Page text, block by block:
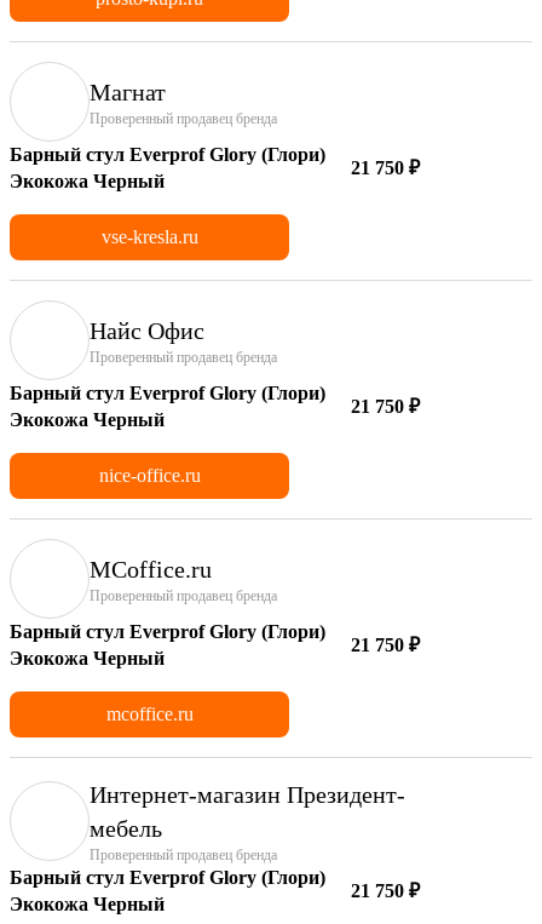
Магнат
Проверенный продавец бренда
Барный стул Everprof Glory (Глори)
Экокожа Черный
21 750 ₽
vse-kresla.ru
Найс Офис
Проверенный продавец бренда
Барный стул Everprof Glory (Глори)
Экокожа Черный
21 750 ₽
nice-office.ru
MCoffice.ru
Проверенный продавец бренда
Барный стул Everprof Glory (Глори)
Экокожа Черный
21 750 ₽
mcoffice.ru
Интернет-магазин Президент-
мебель
Проверенный продавец бренда
Барный стул Everprof Glory (Глори)
Экокожа Черный
21 750 ₽